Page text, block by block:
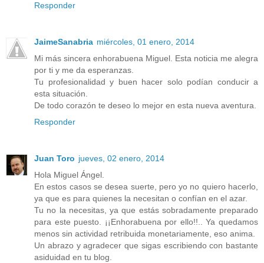
Responder
JaimeSanabria miércoles, 01 enero, 2014
Mi más sincera enhorabuena Miguel. Esta noticia me alegra
por ti y me da esperanzas.
Tu profesionalidad y buen hacer solo podían conducir a
esta situación.
De todo corazón te deseo lo mejor en esta nueva aventura.
Responder
Juan Toro jueves, 02 enero, 2014
Hola Miguel Ángel.
En estos casos se desea suerte, pero yo no quiero hacerlo,
ya que es para quienes la necesitan o confían en el azar.
Tu no la necesitas, ya que estás sobradamente preparado
para este puesto. ¡¡Enhorabuena por ello!!.. Ya quedamos
menos sin actividad retribuida monetariamente, eso anima.
Un abrazo y agradecer que sigas escribiendo con bastante
asiduidad en tu blog.